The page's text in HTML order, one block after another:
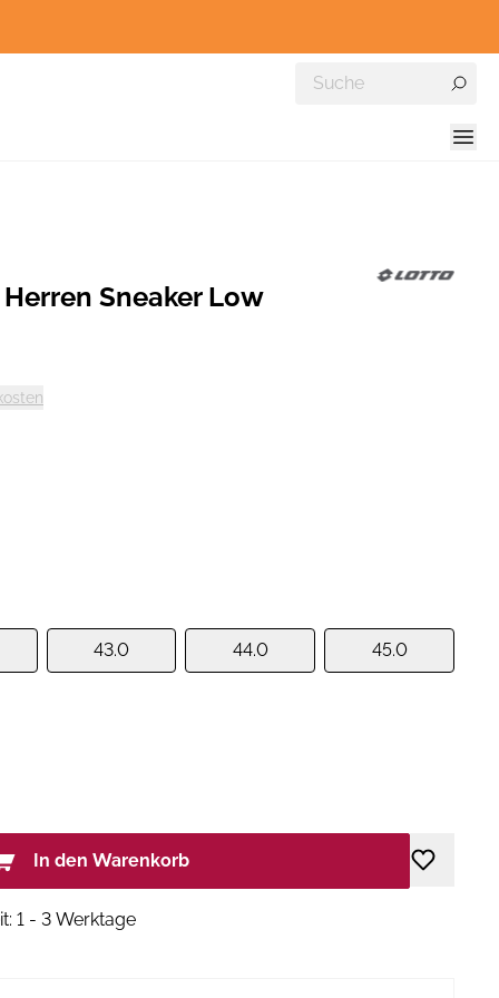
Sneaker Low
43.0 44.0 45.0
In den Warenkorb
1 - 3 Werktage